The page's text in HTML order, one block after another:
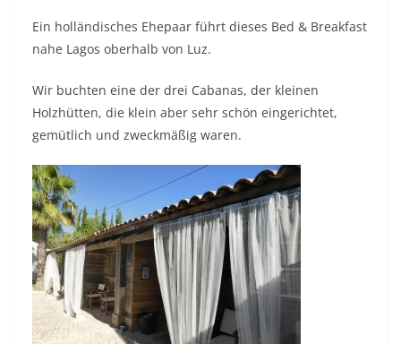
Ein holländisches Ehepaar führt dieses Bed & Breakfast
nahe Lagos oberhalb von Luz.
Wir buchten eine der drei Cabanas, der kleinen
Holzhütten, die klein aber sehr schön eingerichtet,
gemütlich und zweckmäßig waren.